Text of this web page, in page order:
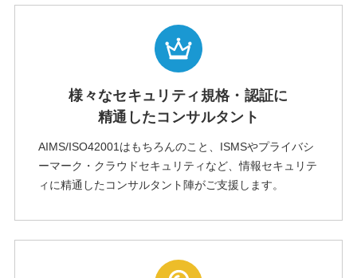
様々なセキュリティ規格・認証に
精通したコンサルタント
AIMS/ISO42001はもちろんのこと、ISMSやプライバシ
ーマーク・クラウドセキュリティなど、情報セキュリテ
ィに精通したコンサルタント陣がご支援します。